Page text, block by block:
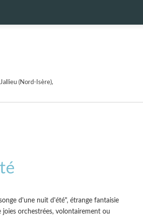
(Nord-Isère),
d'une nuit d'été", étrange fantaisie
orchestrées, volontairement ou